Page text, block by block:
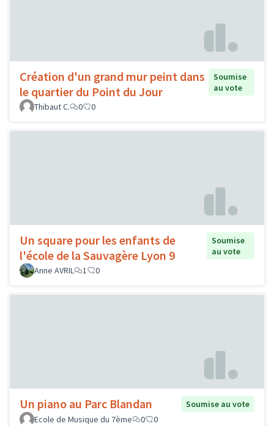
Création d'un grand mur peint dans
le quartier du Point du Jour
Soumise
au vote
Thibaut C.
0 0
Un square pour les enfants de
l'école de la Sauvagère Lyon 9
Soumise
au vote
Anne AVRIL
1 0
Un piano au Parc Blandan
Soumise au vote
Ecole de Musique du 7ème
0 0